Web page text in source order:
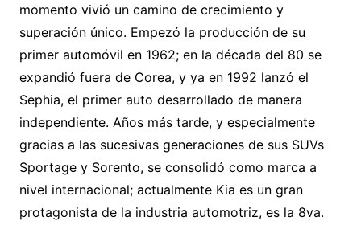
momento vivió un camino de crecimiento y
superación único. Empezó la producción de su
primer automóvil en 1962; en la década del 80 se
expandió fuera de Corea, y ya en 1992 lanzó el
Sephia, el primer auto desarrollado de manera
independiente. Años más tarde, y especialmente
gracias a las sucesivas generaciones de sus SUVs
Sportage y Sorento, se consolidó como marca a
nivel internacional; actualmente Kia es un gran
protagonista de la industria automotriz, es la 8va.